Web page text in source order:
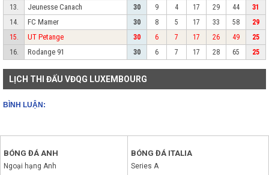
13.
Jeunesse Canach 30 9 4 17 29 44
31
14.
FC Mamer 30 8 5 17 33 58
29
15.
UT Petange 30 6 7 17 26 49
25
16.
Rodange 91 30 6 7 17 28 65 25
LỊCH THI ĐẤU VĐQG LUXEMBOURG
BÌNH LUẬN:
BÓNG ĐÁ ANH
Ngoại hạng Anh
BÓNG ĐÁ ITALIA
Series A